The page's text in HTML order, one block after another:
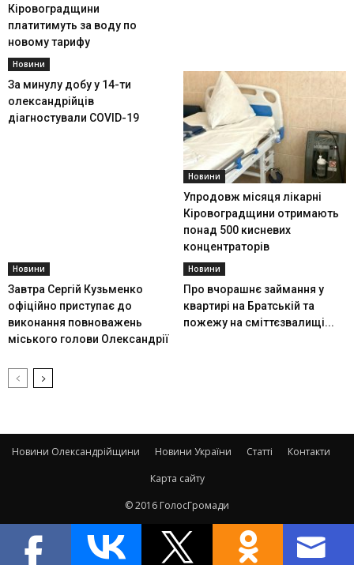
Кіровоградщини
платитимуть за воду по
новому тарифу
Новини
За минулу добу у 14-ти
олександрійців
діагностували COVID-19
Новини
Упродовж місяця лікарні
Кіровоградщини отримають
понад 500 кисневих
концентраторів
Новини
Завтра Сергій Кузьменко
офіційно приступає до
виконання повноважень
міського голови Олександрії
Новини
Про вчорашнє займання у
квартирі на Братській та
пожежу на сміттєзвалищі...
Новини Олександрійщини Новини України Статті
Контакти
Карта сайту
© 2016 ГолосГромади